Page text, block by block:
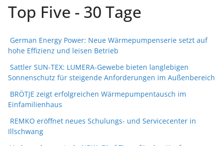
Top Five - 30 Tage
German Energy Power: Neue Wärmepumpenserie setzt auf
hohe Effizienz und leisen Betrieb
Sattler SUN-TEX: LUMERA-Gewebe bieten langlebigen
Sonnenschutz für steigende Anforderungen im Außenbereich
BRÖTJE zeigt erfolgreichen Wärmepumpentausch im
Einfamilienhaus
REMKO eröffnet neues Schulungs- und Servicecenter in
Illschwang